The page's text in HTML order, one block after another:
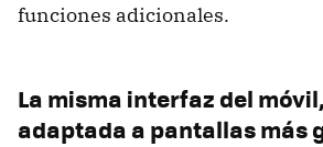
funciones adicionales.
La misma interfaz del
adaptada a pantallas más